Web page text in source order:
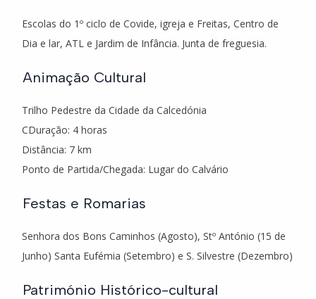
Escolas do 1º ciclo de Covide, igreja e Freitas, Centro de
Dia e lar, ATL e Jardim de Infância. Junta de freguesia.
Animação Cultural
Trilho Pedestre da Cidade da Calcedónia
CDuração: 4 horas
Distância: 7 km
Ponto de Partida/Chegada: Lugar do Calvário
Festas e Romarias
Senhora dos Bons Caminhos (Agosto), Stº António (15 de
Junho) Santa Eufémia (Setembro) e S. Silvestre (Dezembro)
Património Histórico-cultural